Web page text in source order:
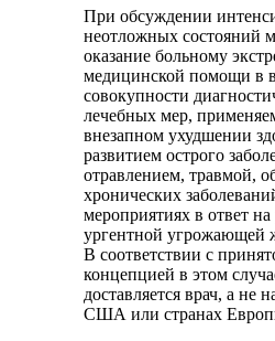
При обсуждении
неотложных состояний
оказание больному
медицинской помощи в
совокупности
лечебных мер,
внезапном ухудшении
развитием острого
отравлением, травмой,
хронических
мероприятиях в ответ на
ургентной угрожающей
В соответствии с
концепцией в этом
доставляется врач, а не
США или странах